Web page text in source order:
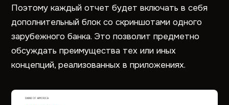
Поэтому каждый отчет будет включать в себя
дополнительный блок со скриншотами одного
зарубежного банка. Это позволит предметно
обсуждать преимущества тех или иных
концепций, реализованных в приложениях.